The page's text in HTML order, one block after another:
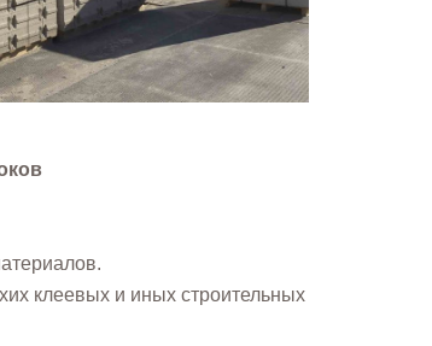
клеевых и иных строительных